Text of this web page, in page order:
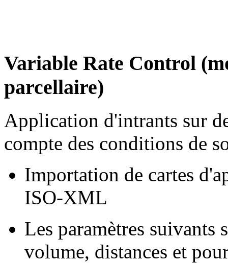
Variable Rate Control
parcellaire)
Application d'intrants sur
compte des conditions de
Importation de cartes
ISO-XML
Les paramètres suivants
volume, distances et